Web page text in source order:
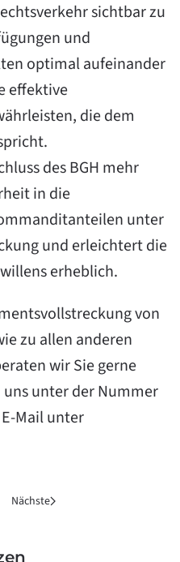
sichtbar zu
und
optimal aufeinander
effektive
die dem
des BGH mehr
in die
unter
und erleichtert die
erheblich.
von
zu allen anderen
wir Sie gerne
unter der Nummer
Mail unter
Nächste